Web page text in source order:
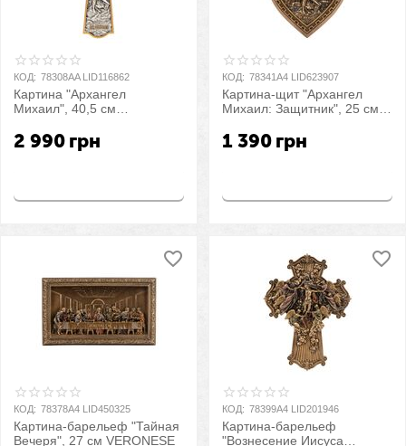
КОД: 78308AA LID116862
Картина "Архангел
Михаил", 40,5 см
2 990 грн
КОД: 78341A4 LID623907
Картина-щит "Архангел
Михаил: Защитник", 25 см
1 390 грн
КОД: 78378A4 LID450325
Картина-барельеф "Тайная
Вечеря", 27 см VERONESE
КОД: 78399A4 LID201946
Картина-барельеф
"Вознесение Иисуса